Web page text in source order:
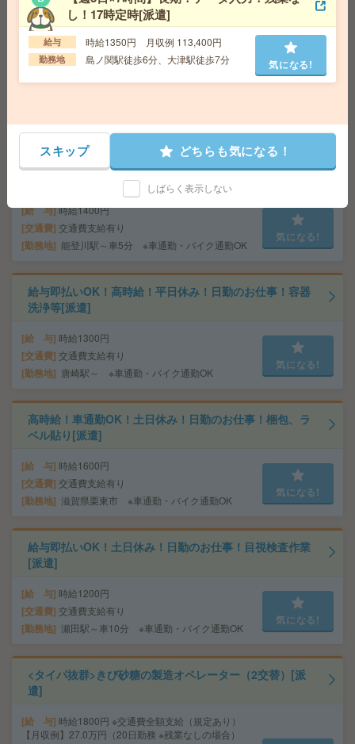
入力や書類整理など！残業なし[派遣]
給 与 時給1400円 ＊月収例：16万8000円（1400
円×6時間勤務×月20日勤務の場合）
給与即払いOK！高時給！土日休み！補充、検査作業等[派
給 与 時給1400円
交通費 交通費支給有り
勤務地 能登川駅～車5分 ※車通勤・バイク通勤OK
気になる!
給与即払いOK！高時給！平日休み！日勤のお仕事！容器
洗浄等[派遣]
給 与 時給1300円
交通費 交通費支給有り
勤務地 唐崎駅～ ※車通勤・バイク通勤OK
気になる!
高時給！車通勤OK！土日休み！日勤のお仕事！梱包、ラ
ベル貼り[派遣]
給 与 時給1600円
交通費 交通費支給有り
勤務地 滋賀県栗東市 ※車通勤・バイク通勤OK
気になる!
給与即払いOK！土日休み！日勤のお仕事！目視検査作業
[派遣]
給 与 時給1200円
交通費 交通費支給有り
勤務地 瀬田駅～車10分 ※車通勤・バイク通勤OK
気になる!
<タイパ抜群>きび砂糖の製造オペレーター（2交替）[派
遣]
給 与 時給1800円 ※交通費全額支給（規定あり）
【月収例】27.0万円（20日勤務 ※残業なしの場合）
し！17時定時[派遣]
給与 時給1350円 月収例 113,400円
勤務地 島ノ関駅徒歩6分、大津駅徒歩7分 気になる!
スキップ どちらも気になる！
しばらく表示しない